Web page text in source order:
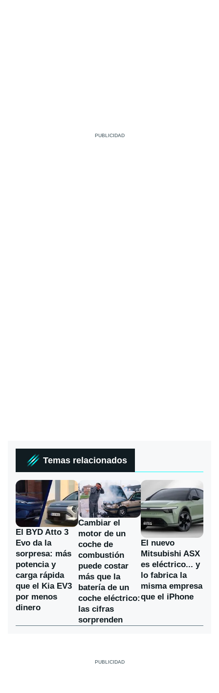
Temas relacionados
El BYD Atto 3
Evo da la
sorpresa: más
potencia y
carga rápida
que el Kia EV3
por menos
dinero
Cambiar el
motor de un
coche de
combustión
puede costar
más que la
batería de un
coche eléctrico:
las cifras
sorprenden
El nuevo
Mitsubishi ASX
es eléctrico... y
lo fabrica la
misma empresa
que el iPhone